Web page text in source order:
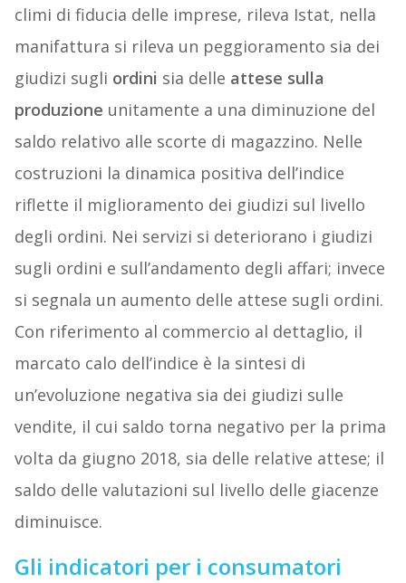
climi di fiducia delle imprese, rileva Istat, nella
manifattura si rileva un peggioramento sia dei
giudizi sugli ordini sia delle attese sulla
produzione unitamente a una diminuzione del
saldo relativo alle scorte di magazzino. Nelle
costruzioni la dinamica positiva dell’indice
riflette il miglioramento dei giudizi sul livello
degli ordini. Nei servizi si deteriorano i giudizi
sugli ordini e sull’andamento degli affari; invece
si segnala un aumento delle attese sugli ordini.
Con riferimento al commercio al dettaglio, il
marcato calo dell’indice è la sintesi di
un’evoluzione negativa sia dei giudizi sulle
vendite, il cui saldo torna negativo per la prima
volta da giugno 2018, sia delle relative attese; il
saldo delle valutazioni sul livello delle giacenze
diminuisce.
Gli indicatori per i consumatori